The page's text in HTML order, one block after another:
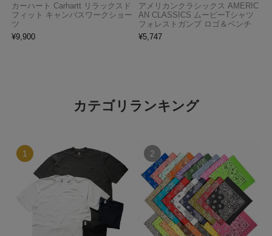
カーハート Carhartt リラックスド
フィット キャンバスワークショー
ツ
¥9,900
アメリカンクラシックス AMERIC
AN CLASSICS ムービーTシャツ
フォレストガンプ ロゴ＆ベンチ
¥5,747
カテゴリランキング